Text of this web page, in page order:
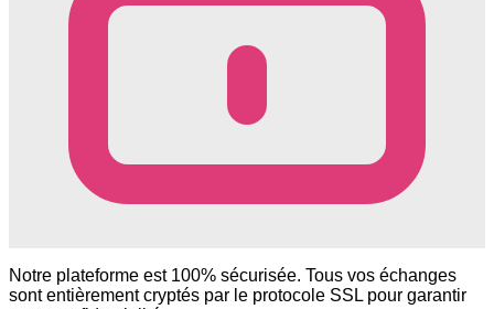
Notre plateforme est 100% sécurisée. Tous vos échanges
sont entièrement cryptés par le protocole SSL pour garantir